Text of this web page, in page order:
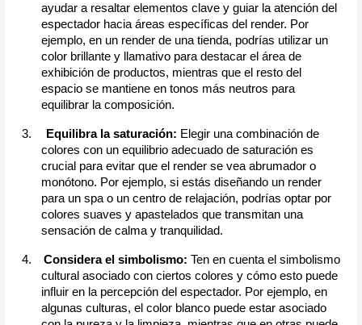
ayudar a resaltar elementos clave y guiar la atención del
espectador hacia áreas específicas del render. Por
ejemplo, en un render de una tienda, podrías utilizar un
color brillante y llamativo para destacar el área de
exhibición de productos, mientras que el resto del
espacio se mantiene en tonos más neutros para
equilibrar la composición.
3. Equilibra la saturación: Elegir una combinación de
colores con un equilibrio adecuado de saturación es
crucial para evitar que el render se vea abrumador o
monótono. Por ejemplo, si estás diseñando un render
para un spa o un centro de relajación, podrías optar por
colores suaves y apastelados que transmitan una
sensación de calma y tranquilidad.
4. Considera el simbolismo: Ten en cuenta el simbolismo
cultural asociado con ciertos colores y cómo esto puede
influir en la percepción del espectador. Por ejemplo, en
algunas culturas, el color blanco puede estar asociado